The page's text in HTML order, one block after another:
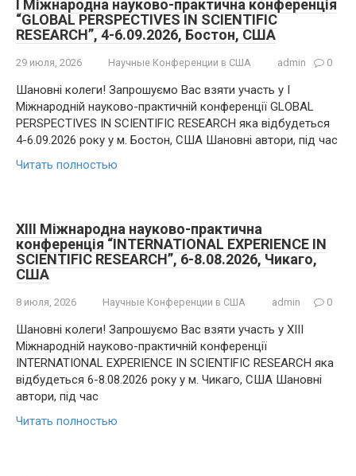
I Міжнародна науково-практична конференція
“GLOBAL PERSPECTIVES IN SCIENTIFIC
RESEARCH”, 4-6.09.2026, Бостон, США
29 июля, 2026 Научные Конференции в США admin 0
Шановні колеги! Запрошуємо Вас взяти участь у I
Міжнародній науково-практичній конференції GLOBAL
PERSPECTIVES IN SCIENTIFIC RESEARCH яка відбудеться
4-6.09.2026 року у м. Бостон, США Шановні автори, під час
Читать полностью
XIII Міжнародна науково-практична
конференція “INTERNATIONAL EXPERIENCE IN
SCIENTIFIC RESEARCH”, 6-8.08.2026, Чикаго,
США
8 июля, 2026 Научные Конференции в США admin 0
Шановні колеги! Запрошуємо Вас взяти участь у XIII
Міжнародній науково-практичній конференції
INTERNATIONAL EXPERIENCE IN SCIENTIFIC RESEARCH яка
відбудеться 6-8.08.2026 року у м. Чикаго, США Шановні
автори, під час
Читать полностью